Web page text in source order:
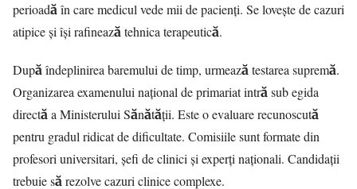
perioadă în care medicul vede mii de pacienți. Se lovește de cazuri
atipice și își rafinează tehnica terapeutică.
După îndeplinirea baremului de timp, urmează testarea supremă.
Organizarea examenului național de primariat intră sub egida
directă a Ministerului Sănătății. Este o evaluare recunoscută
pentru gradul ridicat de dificultate. Comisiile sunt formate din
profesori universitari, șefi de clinici și experți naționali. Candidații
trebuie să rezolve cazuri clinice complexe.